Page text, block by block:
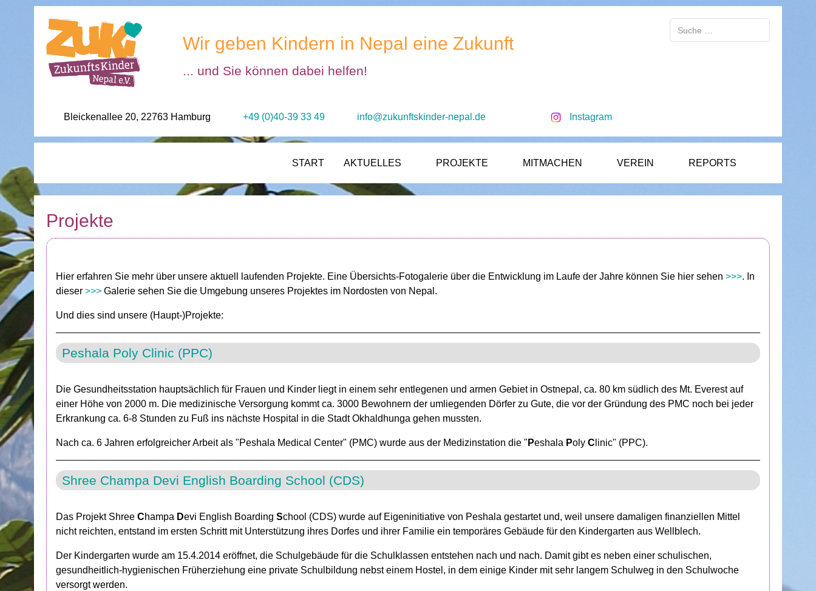
Wir geben Kindern in Nepal eine Zukunft
... und Sie können dabei helfen!
Bleickenallee 20, 22763 Hamburg +49 (0)40-39 33 49 info@zukunftskinder-nepal.de Instagram
START AKTUELLES PROJEKTE MITMACHEN VEREIN REPORTS
Projekte
Hier erfahren Sie mehr über unsere aktuell laufenden Projekte. Eine Übersichts-Fotogalerie über die Entwicklung im Laufe der Jahre können Sie hier sehen >>>. In
dieser >>> Galerie sehen Sie die Umgebung unseres Projektes im Nordosten von Nepal.
Und dies sind unsere (Haupt-)Projekte:
Peshala Poly Clinic (PPC)
Die Gesundheitsstation hauptsächlich für Frauen und Kinder liegt in einem sehr entlegenen und armen Gebiet in Ostnepal, ca. 80 km südlich des Mt. Everest auf
einer Höhe von 2000 m. Die medizinische Versorgung kommt ca. 3000 Bewohnern der umliegenden Dörfer zu Gute, die vor der Gründung des PMC noch bei jeder
Erkrankung ca. 6-8 Stunden zu Fuß ins nächste Hospital in die Stadt Okhaldhunga gehen mussten.
Nach ca. 6 Jahren erfolgreicher Arbeit als "Peshala Medical Center" (PMC) wurde aus der Medizinstation die " Peshala Poly C linic" (PPC).
Shree Champa Devi English Boarding School (CDS)
Das Projekt Shree Champa Devi English Boarding School (CDS) wurde auf Eigeninitiative von Peshala gestartet und, weil unsere damaligen finanziellen Mittel
nicht reichten, entstand im ersten Schritt mit Unterstützung ihres Dorfes und ihrer Familie ein temporäres Gebäude für den Kindergarten aus Wellblech.
Der Kindergarten wurde am 15.4.2014 eröffnet, die Schulgebäude für die Schulklassen entstehen nach und nach. Damit gibt es neben einer schulischen,
gesundheitlich-hygienischen Früherziehung eine private Schulbildung nebst einem Hostel, in dem einige Kinder mit sehr langem Schulweg in den Schulwoche
versorgt werden.